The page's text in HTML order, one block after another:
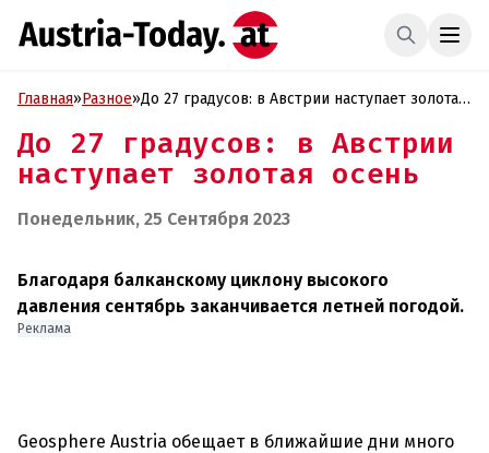
Главная»Разное»До 27 градусов: в Австрии наступает золотая
До 27 градусов: в Австрии
наступает золотая осень
Понедельник, 25 Сентября 2023
Благодаря балканскому циклону высокого
давления сентябрь заканчивается летней погодой.
Реклама
Geosphere Austria обещает в ближайшие дни много